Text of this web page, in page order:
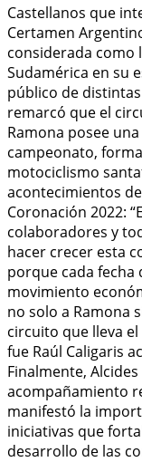
Castellanos que
Certamen
considerada como
Sudamérica en su
público de
remarcó que el
Ramona posee
campeonato,
motociclismo
acontecimientos
Coronación 2022:
colaboradores y
hacer crecer esta
porque cada fecha
movimiento
no solo a Ramona
circuito que lleva
fue Raúl Caligaris
Finalmente,
acompañamiento
manifestó la
iniciativas que
desarrollo de las